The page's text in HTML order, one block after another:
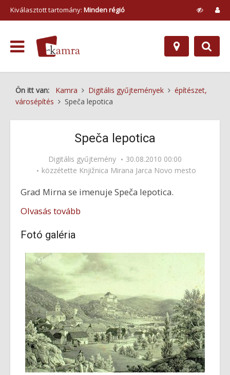
Kiválasztott tartomány: Minden régió
Ön itt van: Kamra Digitális gyűjtemények
építészet,
városépítés
Speča lepotica
Speča lepotica
Digitális gyűjtemény
30.08.2010 00:00
közzétette Knjižnica Mirana Jarca Novo mesto
Grad Mirna se imenuje Speča lepotica.
Olvasás tovább
Fotó galéria